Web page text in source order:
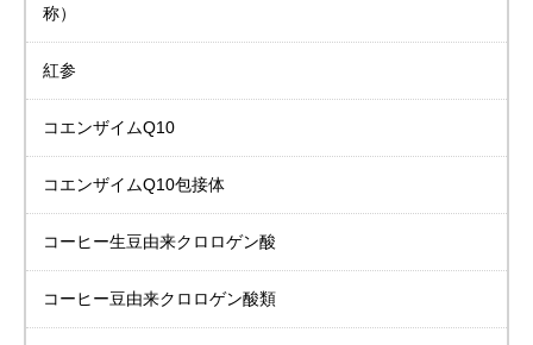
称）
紅参
コエンザイムQ10
コエンザイムQ10包接体
コーヒー生豆由来クロロゲン酸
コーヒー豆由来クロロゲン酸類